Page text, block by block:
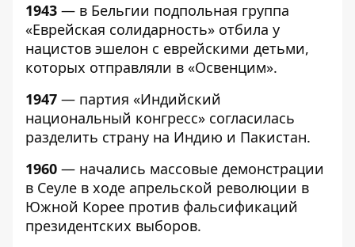
1943 — в Бельгии подпольная группа
«Еврейская солидарность» отбила у
нацистов эшелон с еврейскими детьми,
которых отправляли в «Освенцим».
1947 — партия «Индийский
национальный конгресс» согласилась
разделить страну на Индию и Пакистан.
1960 — начались массовые демонстрации
в Сеуле в ходе апрельской революции в
Южной Корее против фальсификаций
президентских выборов.